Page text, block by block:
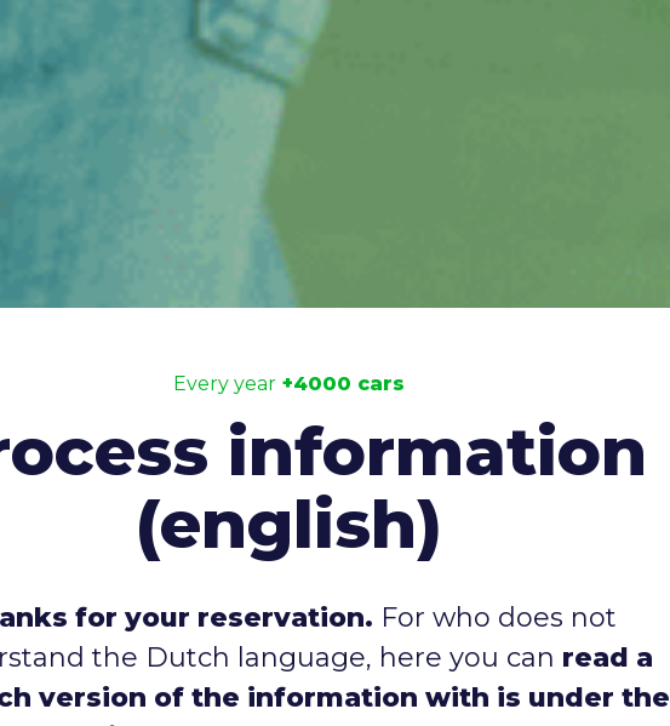
Every year +4000 cars
information
(english)
for your reservation. For who does not
the Dutch language, here you can read a
version of the information with is under the